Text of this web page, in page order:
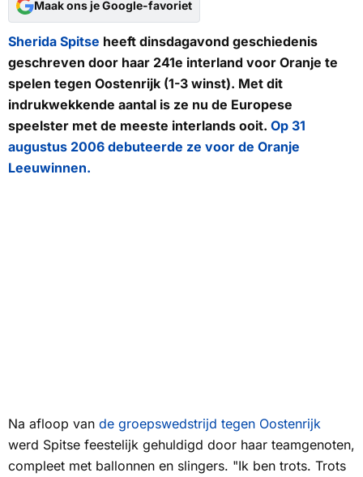
Maak ons je Google-favoriet
Sherida Spitse heeft dinsdagavond geschiedenis
geschreven door haar 241e interland voor Oranje te
spelen tegen Oostenrijk (1-3 winst). Met dit
indrukwekkende aantal is ze nu de Europese
speelster met de meeste interlands ooit. Op 31
augustus 2006 debuteerde ze voor de Oranje
Leeuwinnen.
Na afloop van de groepswedstrijd tegen Oostenrijk
werd Spitse feestelijk gehuldigd door haar teamgenoten,
compleet met ballonnen en slingers. "Ik ben trots. Trots